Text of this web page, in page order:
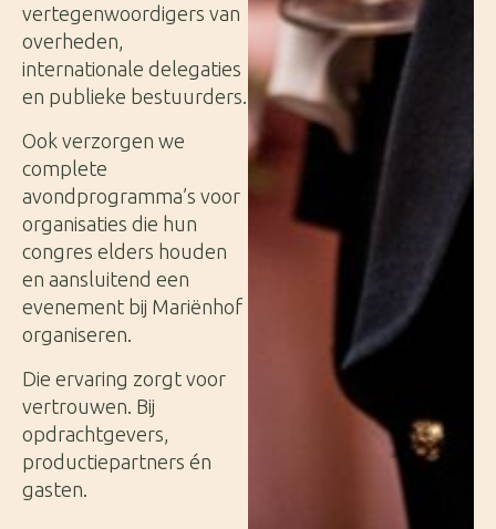
vertegenwoordigers van
overheden,
internationale delegaties
en publieke bestuurders.
Ook verzorgen we
complete
avondprogramma’s voor
organisaties die hun
congres elders houden
en aansluitend een
evenement bij Mariënhof
organiseren.
Die ervaring zorgt voor
vertrouwen. Bij
opdrachtgevers,
productiepartners én
gasten.